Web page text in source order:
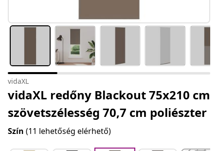
vidaXL
vidaXL redőny Blackout 75x210 cm
szövetszélesség 70,7 cm poliészter
Szín (11 lehetőség elérhető)